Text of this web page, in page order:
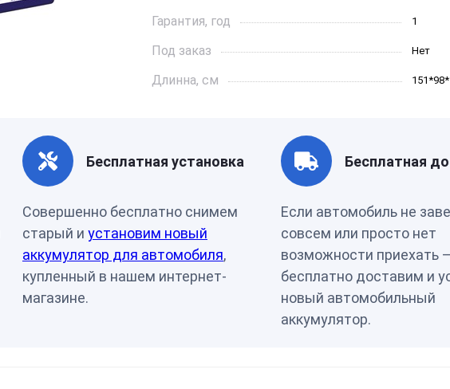
Гарантия, год 1
Под заказ Нет
Длинна, см
Ёмкость, Ач 12
Бесплатная установка
Совершенно бесплатно снимем
старый и установим новый
аккумулятор для автомобиля,
купленный в нашем интернет-
магазине.
Бесплатная
Если автомобиль не
совсем или просто нет
возможности приехать
бесплатно доставим и
новый автомобильный
аккумулятор.